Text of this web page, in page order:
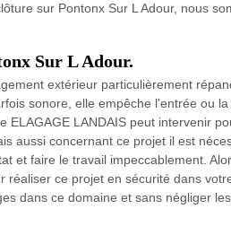
sur Pontonx Sur L Adour, nous
Sur L Adour.
extérieur particulièrement
sonore, elle empêche l'entrée ou
ELAGAGE LANDAIS peut intervenir
aussi concernant ce projet il est
et faire le travail impeccablement.
réaliser ce projet en sécurité dans
dans ce domaine et sans négliger